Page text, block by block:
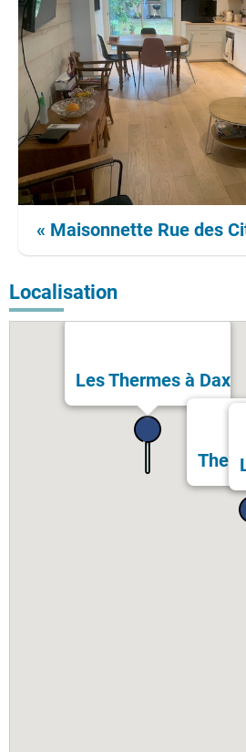
« Maisonnette Rue des
Localisation
Les Thermes à Dax